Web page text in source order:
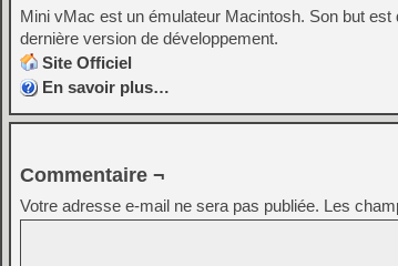
Mini vMac est un émulateur Macintosh. Son but est
dernière version de développement.
Site Officiel
En savoir plus…
Commentaire ¬
Votre adresse e-mail ne sera pas publiée. Les